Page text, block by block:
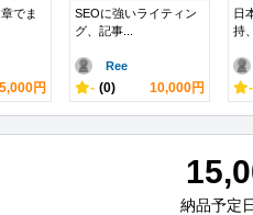
でま
5,000円
SEOに強いライティン
グ、記事...
Ree
- (0) 10,000円
日
持
-
納品予定